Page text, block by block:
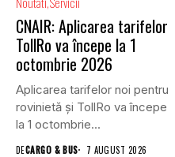
CNAIR: Aplicarea tarifelor
TollRo va începe la 1
octombrie 2026
Aplicarea tarifelor noi pentru
rovinietă și TollRo va începe
la 1 octombrie...
DECARGO & BUS 7 AUGUST 2026